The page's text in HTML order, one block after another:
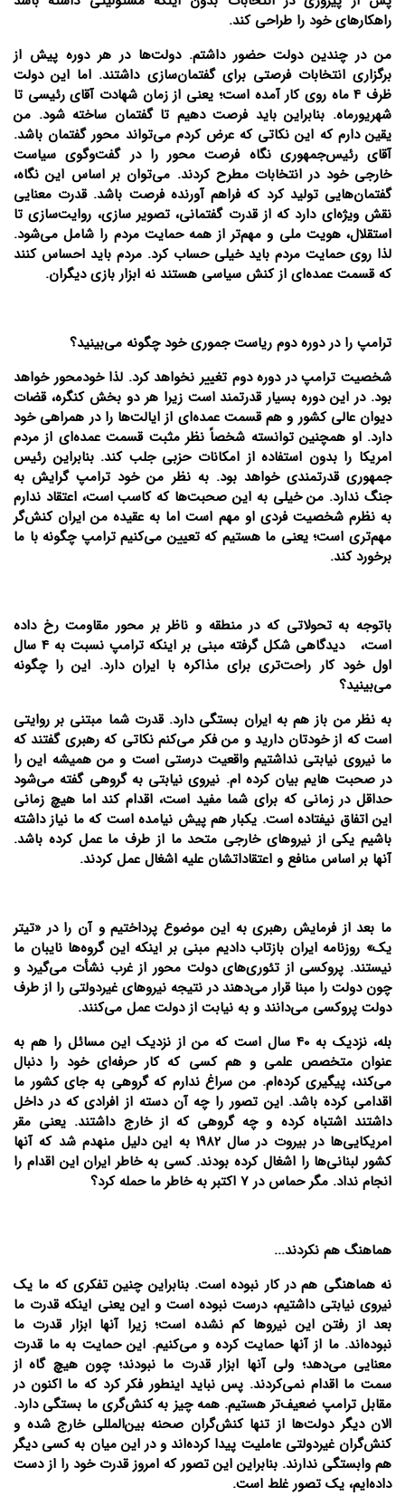
راهکارهای خود را طراحی کند.
من در چندین دولت حضور داشتم. دولت‌ها در هر دوره پیش از
برگزاری انتخابات فرصتی برای گفتمان‌سازی داشتند. اما این دولت
ظرف 4 ماه روی کار آمده است؛ یعنی از زمان شهادت آقای رئیسی تا
شهریورماه. بنابراین باید فرصت دهیم تا گفتمان ساخته شود. من
یقین دارم که این نکاتی که عرض کردم می‌تواند محور گفتمان باشد.
آقای رئیس‌جمهوری نگاه فرصت محور را در گفت‌و‌گوی سیاست
خارجی خود در انتخابات مطرح کردند. می‌توان بر اساس این نگاه،
گفتمان‌هایی تولید کرد که فراهم آورنده فرصت باشد. قدرت معنایی
نقش ویژه‌ای دارد که از قدرت گفتمانی، تصویر سازی، روایت‌سازی تا
استقلال، هویت ملی و مهم‌تر از همه حمایت مردم را شامل می‌شود.
لذا روی حمایت مردم باید خیلی حساب کرد. مردم باید احساس کنند
که قسمت عمده‌ای از کنش سیاسی هستند نه ابزار بازی دیگران.
ترامپ را در دوره دوم ریاست جموری خود چگونه می‌بینید؟
شخصیت ترامپ در دوره دوم تغییر نخواهد کرد. لذا خودمحور خواهد
بود. در این دوره بسیار قدرتمند است زیرا هر دو بخش کنگره، قضات
دیوان عالی کشور و هم قسمت عمده‌ای از ایالت‌ها را در همراهی خود
دارد. او همچنین توانسته شخصاً نظر مثبت قسمت عمده‌ای از مردم
امریکا را بدون استفاده از امکانات حزبی جلب کند. بنابراین رئیس
جمهوری قدرتمندی خواهد بود. به نظر من خود ترامپ گرایش به
جنگ ندارد. من خیلی به این صحبت‌ها که کاسب است، اعتقاد ندارم
به نظرم شخصیت فردی او مهم است اما به عقیده من ایران کنش‌گر
مهم‎‌تری است؛ یعنی ما هستیم که تعیین می‌کنیم ترامپ چگونه با ما
برخورد کند.
باتوجه به تحولاتی که در منطقه و ناظر بر محور مقاومت رخ داده
است، دیدگاهی شکل گرفته مبنی بر اینکه ترامپ نسبت به 4 سال
اول خود کار راحت‌تری برای مذاکره با ایران دارد. این را چگونه
می‌بینید؟
به نظر من باز هم به ایران بستگی دارد. قدرت شما مبتنی بر روایتی
است که از خودتان دارید و من فکر می‌کنم نکاتی که رهبری گفتند که
ما نیروی نیابتی نداشتیم واقعیت درستی است و من همیشه این را
در صحبت هایم بیان کرده ام. نیروی نیابتی به گروهی گفته می‌شود
حداقل در زمانی که برای شما مفید است، اقدام کند اما هیچ زمانی
این اتفاق نیفتاده است. یکبار هم پیش نیامده است که ما نیاز داشته
باشیم یکی از نیروهای خارجی متحد ما از طرف ما عمل کرده باشد.
آنها بر اساس منافع و اعتقاداتشان علیه اشغال عمل کردند.
ما بعد از فرمایش رهبری به این موضوع پرداختیم و آن را در «تیتر
یک» روزنامه ایران بازتاب دادیم مبنی بر اینکه این گروه‌ها نایبان ما
نیستند. پروکسی از تئوری‌های دولت محور از غرب نشأت می‌گیرد و
چون دولت را مبنا قرار می‌دهند در نتیجه نیروهای غیردولتی را از طرف
دولت پروکسی می‌دانند و به نیابت از دولت عمل می‌کنند.
بله، نزدیک به 40 سال است که من از نزدیک این مسائل را هم به
عنوان متخصص علمی و هم کسی که کار حرفه‌ای خود را دنبال
می‌کند، پیگیری کرده‌ام. من سراغ ندارم که گروهی به جای کشور ما
اقدامی کرده باشد. این تصور را چه آن دسته از افرادی که در داخل
داشتند اشتباه کرده و چه گروهی که از خارج داشتند. یعنی مقر
امریکایی‌ها در بیروت در سال 1982 به این دلیل منهدم شد که آنها
کشور لبنانی‌ها را اشغال کرده بودند. کسی به خاطر ایران این اقدام را
انجام نداد. مگر حماس در 7 اکتبر به خاطر ما حمله کرد؟
هماهنگ هم نکردند...
نه هماهنگی هم در کار نبوده است. بنابراین چنین تفکری که ما یک
نیروی نیابتی داشتیم، درست نبوده است و این یعنی اینکه قدرت ما
بعد از رفتن این نیروها کم نشده است؛ زیرا آنها ابزار قدرت ما
نبوده‌اند. ما از آنها حمایت کرده و می‌کنیم. این حمایت به ما قدرت
معنایی می‌دهد؛ ولی آنها ابزار قدرت ما نبودند؛ چون هیچ گاه از
سمت ما اقدام نمی‌کردند. پس نباید اینطور فکر کرد که ما اکنون در
مقابل ترامپ ضعیف‌تر هستیم. همه چیز به کنش‌گری ما بستگی دارد.
الان دیگر دولت‌ها از تنها کنش‌گران صحنه بین‌المللی خارج شده و
کنش‌گران غیردولتی عاملیت پیدا کرده‌اند و در این میان به کسی دیگر
هم وابستگی ندارند. بنابراین این تصور که امروز قدرت خود را از دست
داده‌ایم، یک تصور غلط است.